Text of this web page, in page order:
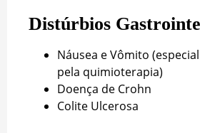
Distúrbios
Náusea e Vômito
pela quimioterapia)
Doença de Crohn
Colite Ulcerosa